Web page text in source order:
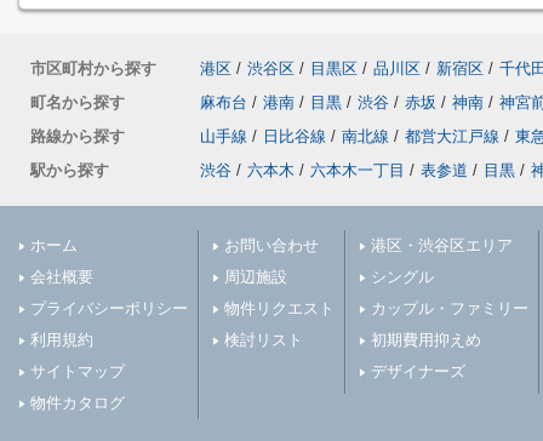
市区町村から探す 港区 / 渋谷区 / 目黒区 / 品川区 / 新宿区 / 千代
町名から探す
麻布台 / 港南 / 目黒 / 渋谷 / 赤坂 / 神南 / 神宮
路線から探す
山手線 / 日比谷線 / 南北線 / 都営大江戸線 / 東
駅から探す
渋谷 / 六本木 / 六本木一丁目 / 表参道 / 目黒 /
ホーム
会社概要
プライバシーポリシー
利用規約
サイトマップ
物件カタログ
お問い合わせ
周辺施設
物件リクエスト
検討リスト
港区・渋谷区エリア
シングル
カップル・ファミリー
初期費用抑えめ
デザイナーズ